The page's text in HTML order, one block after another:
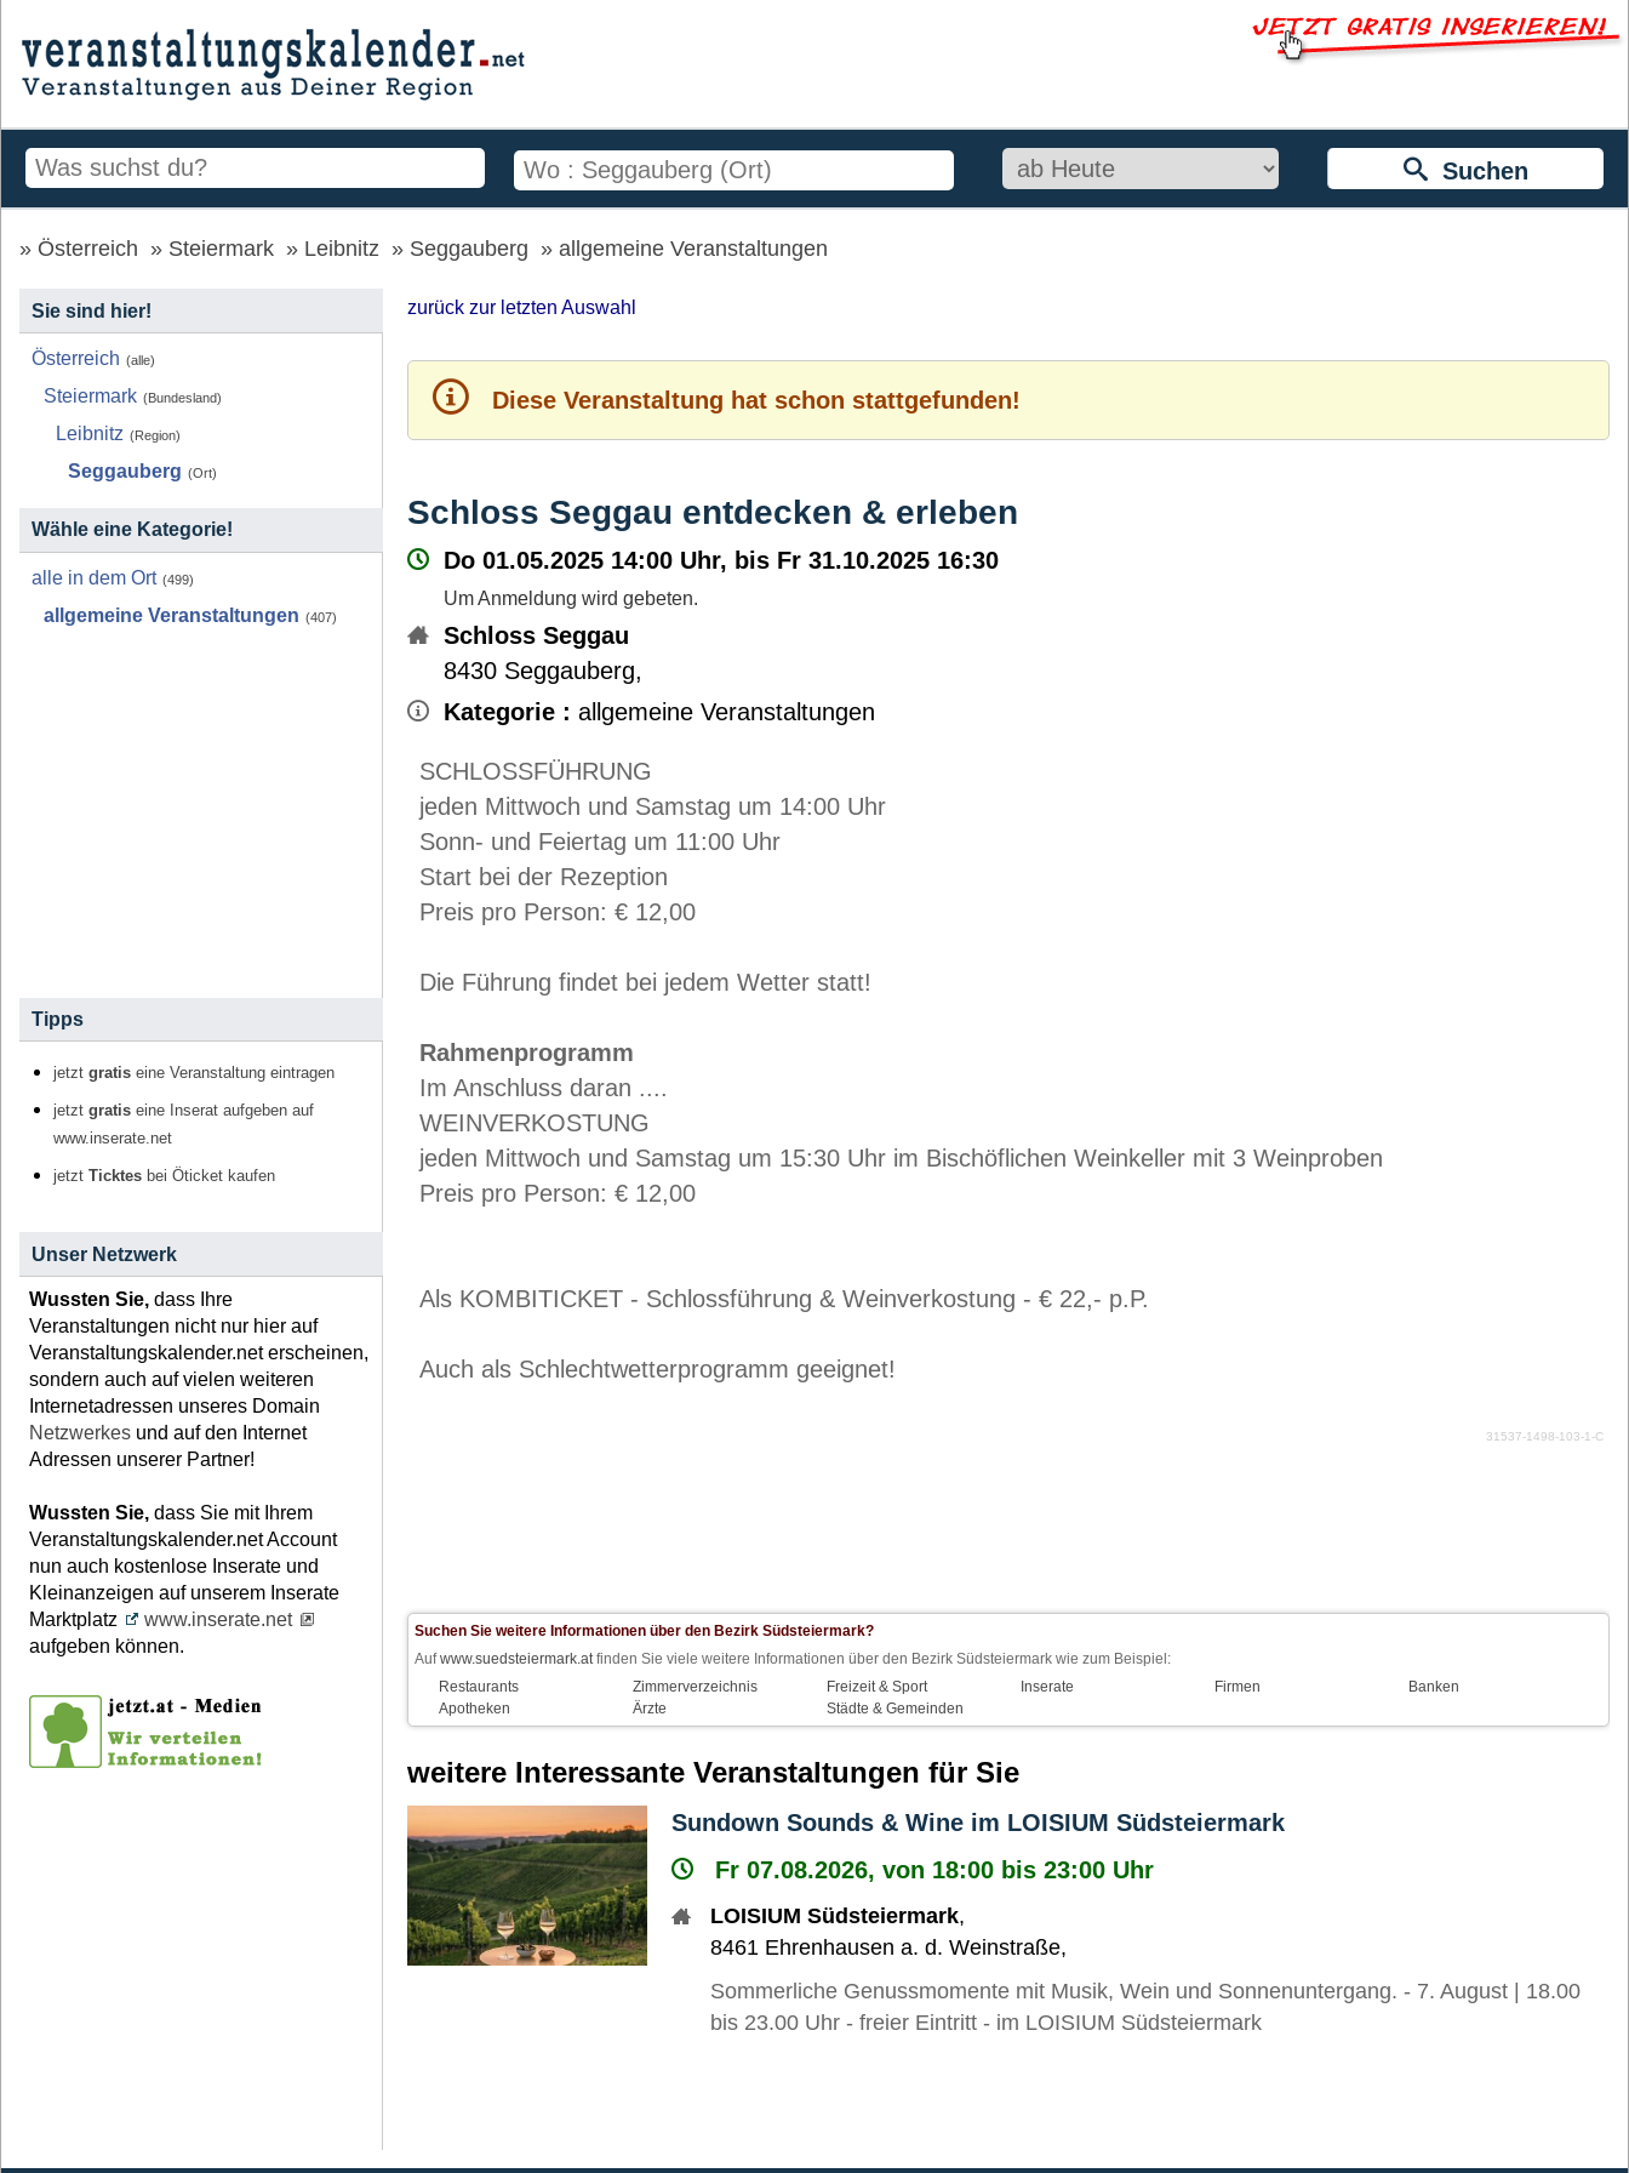
Suchen
Österreich Steiermark Leibnitz Seggauberg allgemeine Veranstaltungen
zurück zur letzten Auswahl
Diese Veranstaltung hat schon stattgefunden!
Schloss Seggau entdecken & erleben
Do 01.05.2025 14:00 Uhr, bis Fr 31.10.2025 16:30
Um Anmeldung wird gebeten.
Schloss Seggau
8430 Seggauberg,
Kategorie : allgemeine Veranstaltungen
SCHLOSSFÜHRUNG
jeden Mittwoch und Samstag um 14:00 Uhr
Sonn- und Feiertag um 11:00 Uhr
Start bei der Rezeption
Preis pro Person: € 12,00
Die Führung findet bei jedem Wetter statt!
Rahmenprogramm
Im Anschluss daran ....
WEINVERKOSTUNG
jeden Mittwoch und Samstag um 15:30 Uhr im Bischöflichen Weinkeller mit 3 Weinproben
Preis pro Person: € 12,00
Als KOMBITICKET - Schlossführung & Weinverkostung - € 22,- p.P.
Auch als Schlechtwetterprogramm geeignet!
31537-1498-103-1-C
Suchen Sie weitere Informationen über den Bezirk Südsteiermark?
Aufwww.suedsteiermark.atfinden Sie viele weitere Informationen über den Bezirk Südsteiermark wie zum Beispiel:
Restaurants
Zimmerverzeichnis Freizeit & Sport Inserate Firmen
Banken
Apotheken
Ärzte Städte & Gemeinden
weitere Interessante Veranstaltungen für Sie
Sundown Sounds & Wine im LOISIUM Südsteiermark
Fr 07.08.2026, von 18:00 bis 23:00 Uhr
LOISIUM Südsteiermark,
8461 Ehrenhausen a. d. Weinstraße,
Sommerliche Genussmomente mit Musik, Wein und Sonnenuntergang. - 7. August | 18.00
bis 23.00 Uhr - freier Eintritt - im LOISIUM Südsteiermark
Sie sind hier!
Österreich (alle)
Steiermark (Bundesland)
Leibnitz (Region)
Seggauberg (Ort)
Wähle eine Kategorie!
alle in dem Ort (499)
allgemeine Veranstaltungen (407)
Tipps
jetzt gratis eine Veranstaltung eintragen
jetzt gratis eine Inserat aufgeben auf
www.inserate.net
jetzt Ticktes bei Öticket kaufen
Unser Netzwerk
Wussten Sie, dass Ihre
Veranstaltungen nicht nur hier auf
Veranstaltungskalender.net erscheinen,
sondern auch auf vielen weiteren
Internetadressen unseres Domain
Netzwerkes und auf den Internet
Adressen unserer Partner!
Wussten Sie, dass Sie mit Ihrem
Veranstaltungskalender.net Account
nun auch kostenlose Inserate und
Kleinanzeigen auf unserem Inserate
Marktplatz
www.inserate.net
aufgeben können.